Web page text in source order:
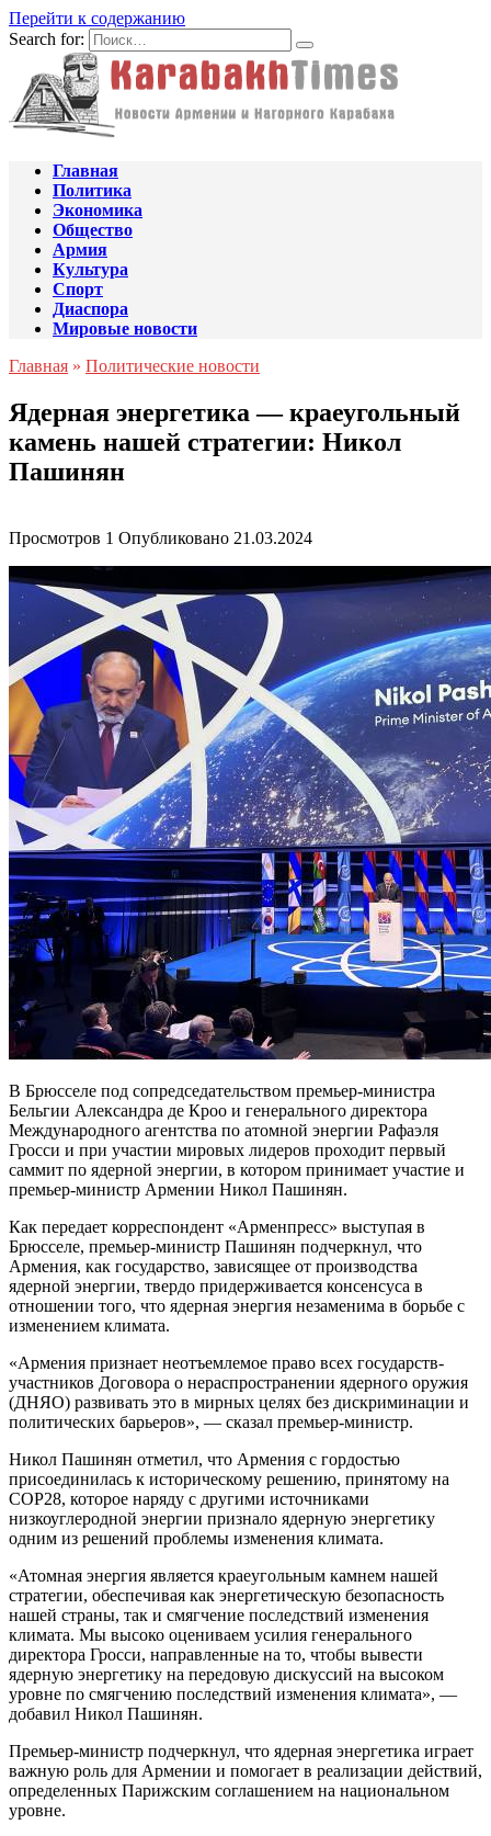
Перейти к содержанию
Search for:
Главная
Политика
Экономика
Общество
Армия
Культура
Спорт
Диаспора
Мировые новости
Главная » Политические новости
Ядерная энергетика — краеугольный
камень нашей стратегии: Никол
Пашинян
Просмотров 1 Опубликовано 21.03.2024
В Брюсселе под сопредседательством премьер-министра
Бельгии Александра де Кроо и генерального директора
Международного агентства по атомной энергии Рафаэля
Гросси и при участии мировых лидеров проходит первый
саммит по ядерной энергии, в котором принимает участие и
премьер-министр Армении Никол Пашинян.
Как передает корреспондент «Арменпресс» выступая в
Брюсселе, премьер-министр Пашинян подчеркнул, что
Армения, как государство, зависящее от производства
ядерной энергии, твердо придерживается консенсуса в
отношении того, что ядерная энергия незаменима в борьбе с
изменением климата.
«Армения признает неотъемлемое право всех государств-
участников Договора о нераспространении ядерного оружия
(ДНЯО) развивать это в мирных целях без дискриминации и
политических барьеров», — сказал премьер-министр.
Никол Пашинян отметил, что Армения с гордостью
присоединилась к историческому решению, принятому на
COP28, которое наряду с другими источниками
низкоуглеродной энергии признало ядерную энергетику
одним из решений проблемы изменения климата.
«Атомная энергия является краеугольным камнем нашей
стратегии, обеспечивая как энергетическую безопасность
нашей страны, так и смягчение последствий изменения
климата. Мы высоко оцениваем усилия генерального
директора Гросси, направленные на то, чтобы вывести
ядерную энергетику на передовую дискуссий на высоком
уровне по смягчению последствий изменения климата», —
добавил Никол Пашинян.
Премьер-министр подчеркнул, что ядерная энергетика играет
важную роль для Армении и помогает в реализации действий,
определенных Парижским соглашением на национальном
уровне.